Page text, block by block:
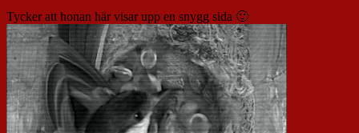
Tycker att honan här visar upp en snygg sida 🙂